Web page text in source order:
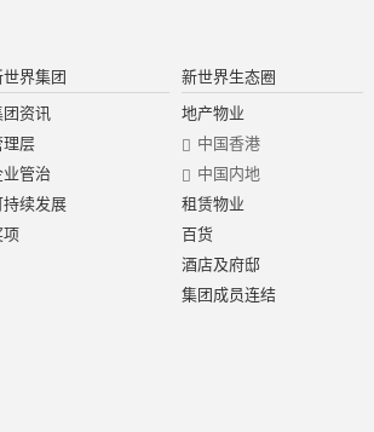
世界集团
团资讯
理层
业管治
持续发展
项
新世界生态圈
地产物业
中国香港
中国内地
租赁物业
百货
酒店及府邸
集团成员连结